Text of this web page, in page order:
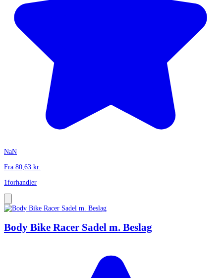
NaN
Fra 80,63 kr.
1forhandler
Body Bike Racer Sadel m. Beslag